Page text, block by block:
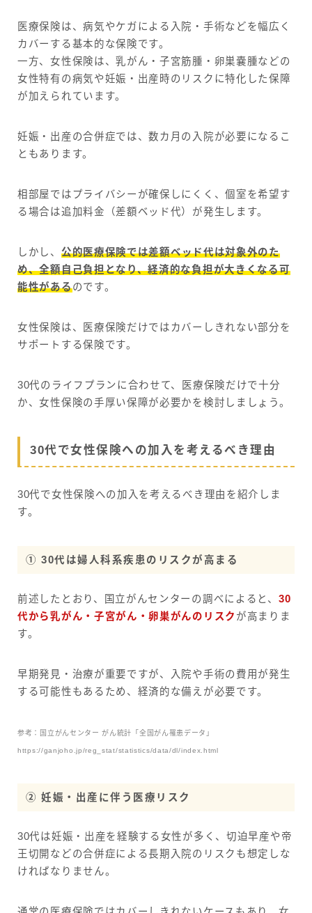
医療保険は、病気やケガによる入院・手術などを幅広く
カバーする基本的な保険です。
一方、女性保険は、乳がん・子宮筋腫・卵巣嚢腫などの
女性特有の病気や妊娠・出産時のリスクに特化した保障
が加えられています。
妊娠・出産の合併症では、数カ月の入院が必要になるこ
ともあります。
相部屋ではプライバシーが確保しにくく、個室を希望す
る場合は追加料金（差額ベッド代）が発生します。
しかし、 公的医療保険では差額ベッド代は対象外のた
め、全額自己負担となり、経済的な負担が大きくなる可
能性があるのです。
女性保険は、医療保険だけではカバーしきれない部分を
サポートする保険です。
30代のライフプランに合わせて、医療保険だけで十分
か、女性保険の手厚い保障が必要かを検討しましょう。
30代で女性保険への加入を考えるべき理由
30代で女性保険への加入を考えるべき理由を紹介しま
す。
① 30代は婦人科系疾患のリスクが高まる
前述したとおり、国立がんセンターの調べによると、 30
代から乳がん・子宮がん・卵巣がんのリスク が高まりま
す。
早期発見・治療が重要ですが、入院や手術の費用が発生
する可能性もあるため、経済的な備えが必要です。
参考：国立がんセンター がん統計「全国がん罹患データ」
https://ganjoho.jp/reg_stat/statistics/data/dl/index.html
② 妊娠・出産に伴う医療リスク
30代は妊娠・出産を経験する女性が多く、切迫早産や帝
王切開などの合併症による長期入院のリスクも想定しな
ければなりません。